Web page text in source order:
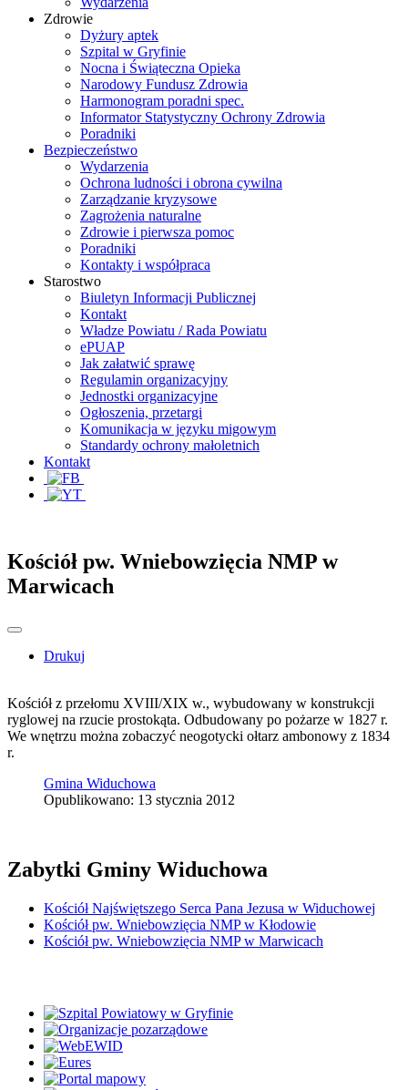
Zdrowie
Dyżury aptek
Szpital w Gryfinie
Nocna i Świąteczna Opieka
Narodowy Fundusz Zdrowia
Harmonogram poradni spec.
Informator Statystyczny Ochrony Zdrowia
Poradniki
Bezpieczeństwo
Wydarzenia
Ochrona ludności i obrona cywilna
Zarządzanie kryzysowe
Zagrożenia naturalne
Zdrowie i pierwsza pomoc
Poradniki
Kontakty i współpraca
Starostwo
Biuletyn Informacji Publicznej
Kontakt
Władze Powiatu / Rada Powiatu
ePUAP
Jak załatwić sprawę
Regulamin organizacyjny
Jednostki organizacyjne
Ogłoszenia, przetargi
Komunikacja w języku migowym
Standardy ochrony małoletnich
Kontakt
Kościół pw. Wniebowzięcia NMP w
Marwicach
Drukuj
Kościół z przełomu XVIII/XIX w., wybudowany w konstrukcji
ryglowej na rzucie prostokąta. Odbudowany po pożarze w 1827 r.
We wnętrzu można zobaczyć neogotycki ołtarz ambonowy z 1834
r.
Gmina Widuchowa
Opublikowano: 13 stycznia 2012
Zabytki Gminy Widuchowa
Kościół Najświętszego Serca Pana Jezusa w Widuchowej
Kościół pw. Wniebowzięcia NMP w Kłodowie
Kościół pw. Wniebowzięcia NMP w Marwicach